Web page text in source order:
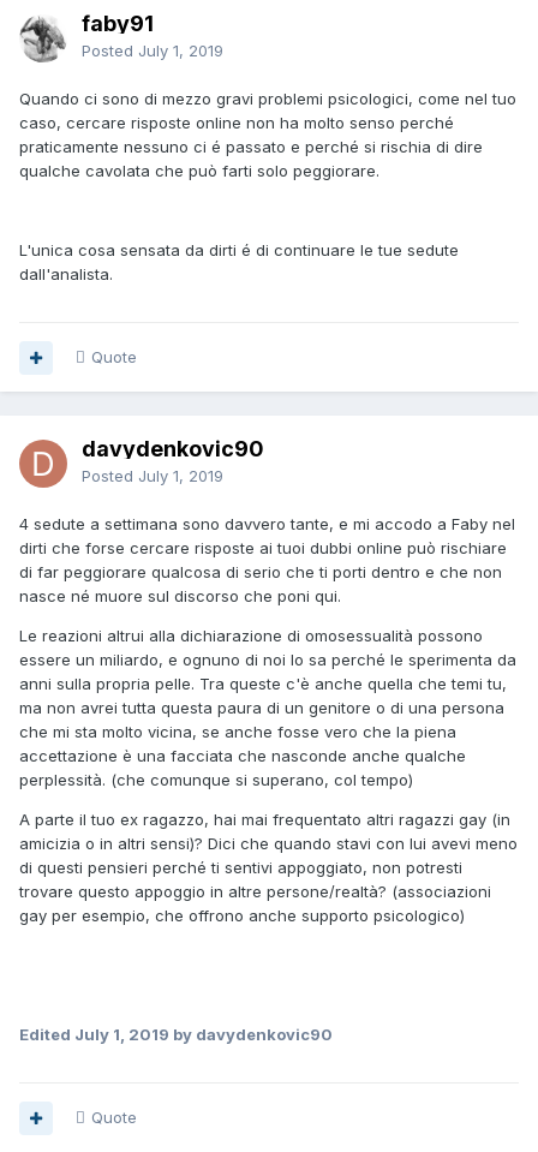
faby91
Posted July 1, 2019
Quando ci sono di mezzo gravi problemi psicologici, come nel tuo
caso, cercare risposte online non ha molto senso perché
praticamente nessuno ci é passato e perché si rischia di dire
qualche cavolata che può farti solo peggiorare.
L'unica cosa sensata da dirti é di continuare le tue sedute
dall'analista.
Quote
davydenkovic90
Posted July 1, 2019
4 sedute a settimana sono davvero tante, e mi accodo a Faby nel
dirti che forse cercare risposte ai tuoi dubbi online può rischiare
di far peggiorare qualcosa di serio che ti porti dentro e che non
nasce né muore sul discorso che poni qui.
Le reazioni altrui alla dichiarazione di omosessualità possono
essere un miliardo, e ognuno di noi lo sa perché le sperimenta da
anni sulla propria pelle. Tra queste c'è anche quella che temi tu,
ma non avrei tutta questa paura di un genitore o di una persona
che mi sta molto vicina, se anche fosse vero che la piena
accettazione è una facciata che nasconde anche qualche
perplessità. (che comunque si superano, col tempo)
A parte il tuo ex ragazzo, hai mai frequentato altri ragazzi gay (in
amicizia o in altri sensi)? Dici che quando stavi con lui avevi meno
di questi pensieri perché ti sentivi appoggiato, non potresti
trovare questo appoggio in altre persone/realtà? (associazioni
gay per esempio, che offrono anche supporto psicologico)
Edited July 1, 2019 by davydenkovic90
Quote